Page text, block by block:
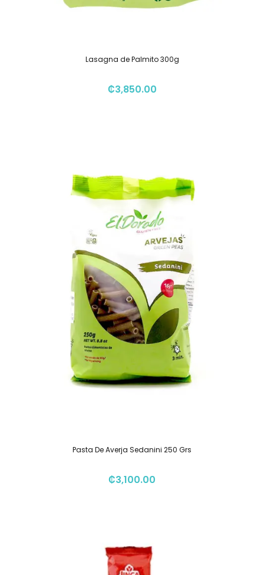
Lasagna de Palmito 300g
₡3,850.00
Pasta De Averja Sedanini 250 Grs
₡3,100.00